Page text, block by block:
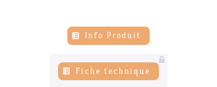
Savoir-Faire
Témoignages
Info Produit
Fiche technique